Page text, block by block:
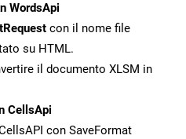
WordsApi
con il nome file
su HTML.
il documento XLSM in
CellsApi
con SaveFormat